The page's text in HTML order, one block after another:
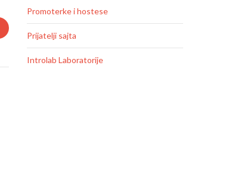
Promoterke i hostese
Prijatelji sajta
Introlab Laboratorije